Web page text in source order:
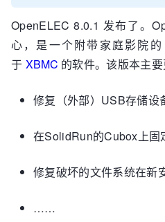
OpenELEC 8.0.1 发布了。
心，是一个附带家庭影院
于 XBMC 的软件。该版本主要
修复（外部）USB存储设
在SolidRun的Cubox上固
修复破坏的文件系统在新
……